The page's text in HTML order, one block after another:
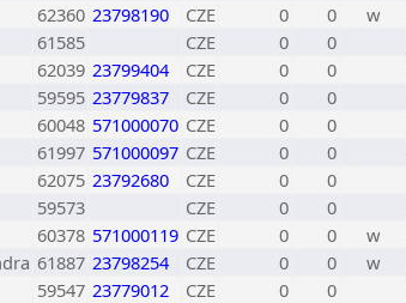
62360 23798190 CZE 0 0 w
61585 CZE 0 0
62039 23799404 CZE 0 0
59595 23779837 CZE 0 0
60048 571000070 CZE 0 0
61997 571000097 CZE 0 0
62075 23792680 CZE 0 0
59573 CZE 0 0
60378 571000119 CZE 0 0 w
61887 23798254 CZE 0 0 w
59547 23779012 CZE 0 0